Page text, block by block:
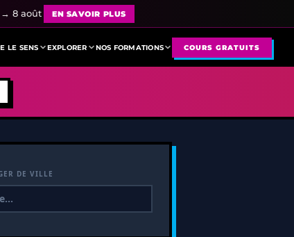
→ 8 août EN SAVOIR PLUS
LE SENS EXPLORER NOS FORMATIONS COURS GRATUITS
DE VILLE